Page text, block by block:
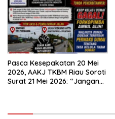
Pasca Kesepakatan 20 Mei
2026, AAKJ TKBM Riau Soroti
Surat 21 Mei 2026: “Jangan